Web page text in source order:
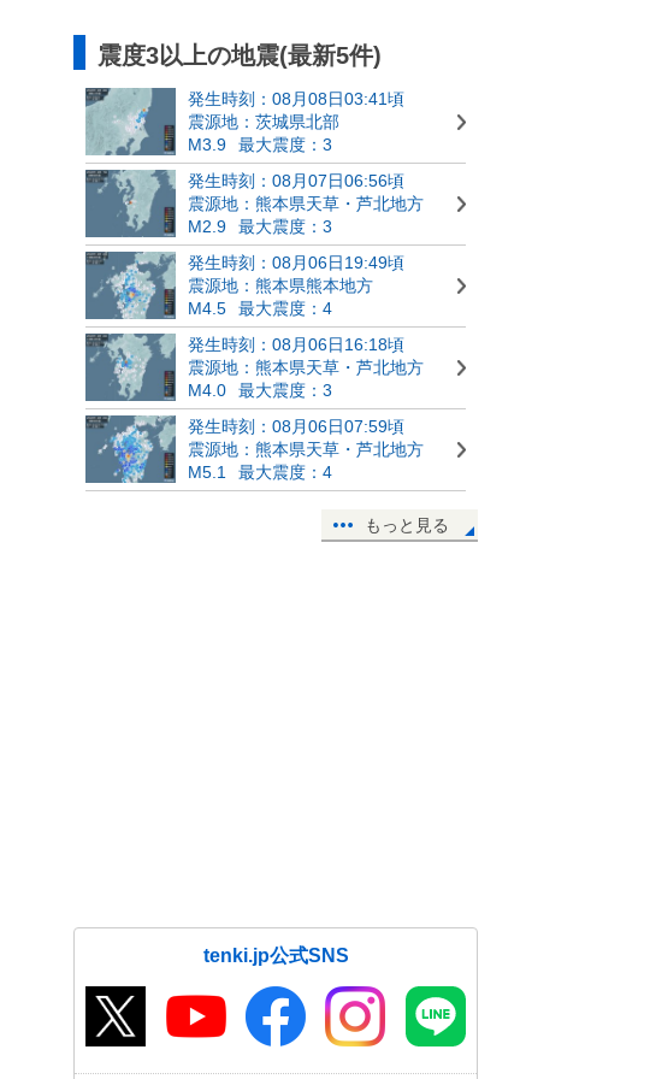
震度3以上の地震(最新5件)
発生時刻：08月08日03:41頃
震源地：茨城県北部
M3.9
最大震度：3
発生時刻：08月07日06:56頃
震源地：熊本県天草・芦北地方
M2.9
最大震度：3
発生時刻：08月06日19:49頃
震源地：熊本県熊本地方
M4.5
最大震度：4
発生時刻：08月06日16:18頃
震源地：熊本県天草・芦北地方
M4.0
最大震度：3
発生時刻：08月06日07:59頃
震源地：熊本県天草・芦北地方
M5.1
最大震度：4
もっと見る
tenki.jp公式SNS